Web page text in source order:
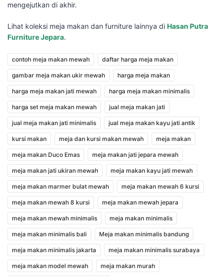
mengejutkan di akhir.
Lihat koleksi meja makan dan furniture lainnya di Hasan Putra
Furniture Jepara.
contoh meja makan mewah daftar harga meja makan
gambar meja makan ukir mewah harga meja makan
harga meja makan jati mewah harga meja makan minimalis
harga set meja makan mewah jual meja makan jati
jual meja makan jati minimalis jual meja makan kayu jati antik
kursi makan meja dan kursi makan mewah meja makan
meja makan Duco Emas meja makan jati jepara mewah
meja makan jati ukiran mewah meja makan kayu jati mewah
meja makan marmer bulat mewah meja makan mewah 6 kursi
meja makan mewah 8 kursi meja makan mewah jepara
meja makan mewah minimalis meja makan minimalis
meja makan minimalis bali Meja makan minimalis bandung
meja makan minimalis jakarta meja makan minimalis surabaya
meja makan model mewah meja makan murah